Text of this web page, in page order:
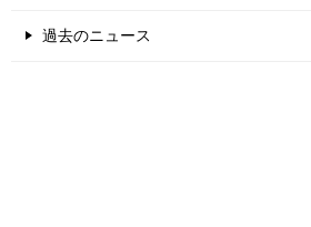
過去のニュース